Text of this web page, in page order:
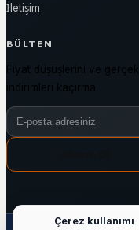
İletişim
BÜLTEN
Fiyat düşüşlerini ve gerçek
indirimleri kaçırma.
Bülten e-posta adresiniz
Çerez kullanımı